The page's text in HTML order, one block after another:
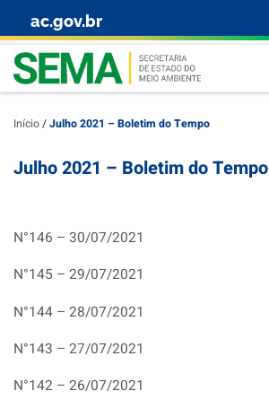
Skip to content
ac.gov.br
Início/Julho 2021 – Boletim do Tempo
Julho 2021 – Boletim do Tempo
N°146 – 30/07/2021
N°145 – 29/07/2021
N°144 – 28/07/2021
N°143 – 27/07/2021
N°142 – 26/07/2021